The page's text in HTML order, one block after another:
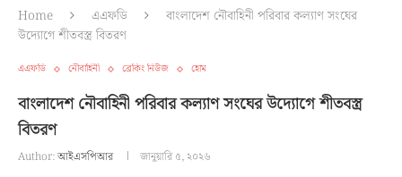
Home এএফডি
বাংলাদেশ নৌবাহিনী পরিবার কল্যাণ সংঘের
উদ্যোগে শীতবস্ত্র বিতরণ
এএফডি নৌবাহিনী ব্রেকিং নিউজ হোম
বাংলাদেশ নৌবাহিনী পরিবার কল্যাণ সংঘের উদ্যোগে শীতবস্ত্র
বিতরণ
Author:আইএসপিআর জানুয়ারি ৫, ২০২৬